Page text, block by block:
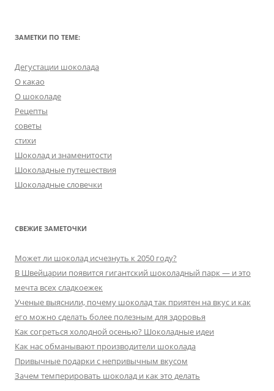
ЗАМЕТКИ ПО ТЕМЕ:
Дегустации шоколада
О какао
О шоколаде
Рецепты
советы
стихи
Шоколад и знаменитости
Шоколадные путешествия
Шоколадные словечки
СВЕЖИЕ ЗАМЕТОЧКИ
Может ли шоколад исчезнуть к 2050 году?
В Швейцарии появится гигантский шоколадный парк — и это
мечта всех сладкоежек
Ученые выяснили, почему шоколад так приятен на вкус и как
его можно сделать более полезным для здоровья
Как согреться холодной осенью? Шоколадные идеи
Как нас обманывают производители шоколада
Привычные подарки с непривычным вкусом
Зачем темперировать шоколад и как это делать